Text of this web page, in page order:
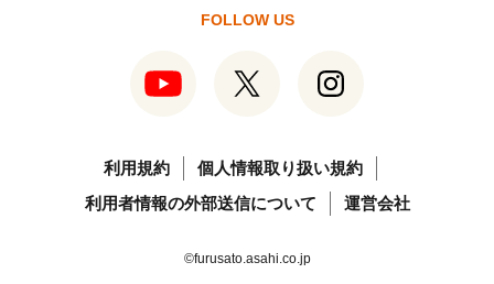
FOLLOW US
利用規約
個人情報取り扱い規約
利用者情報の外部送信について
運営会社
©furusato.asahi.co.jp